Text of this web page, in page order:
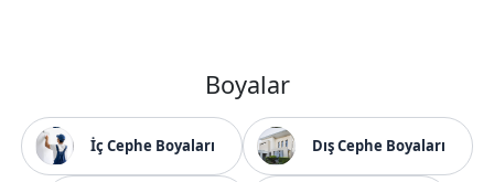
Boyalar
İç Cephe Boyaları Dış Cephe Boyaları